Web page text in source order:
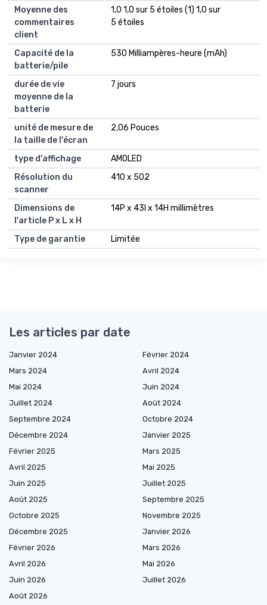
Moyenne des
commentaires
client
1,0 1,0 sur 5 étoiles (1) 1,0 sur
5 étoiles
Capacité de la
batterie/pile
530 Milliampères-heure (mAh)
durée de vie
moyenne de la
batterie
7 jours
unité de mesure de
la taille de l'écran
2,06 Pouces
type d'affichage
AMOLED
Résolution du
scanner
410 x 502
Dimensions de
l'article P x L x H
14P x 43l x 14H millimètres
Type de garantie Limitée
Les articles par date
Janvier 2024
Février 2024
Mars 2024
Avril 2024
Mai 2024
Juin 2024
Juillet 2024
Août 2024
Septembre 2024
Octobre 2024
Décembre 2024
Janvier 2025
Février 2025
Mars 2025
Avril 2025
Mai 2025
Juin 2025
Juillet 2025
Août 2025
Septembre 2025
Octobre 2025
Novembre 2025
Décembre 2025
Janvier 2026
Février 2026
Mars 2026
Avril 2026
Mai 2026
Juin 2026
Juillet 2026
Août 2026